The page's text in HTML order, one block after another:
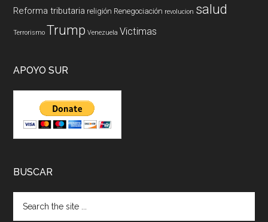
Reforma tributaria religión Renegociación revolucion salud
Terrorismo Trump Venezuela Victimas
APOYO SUR
BUSCAR